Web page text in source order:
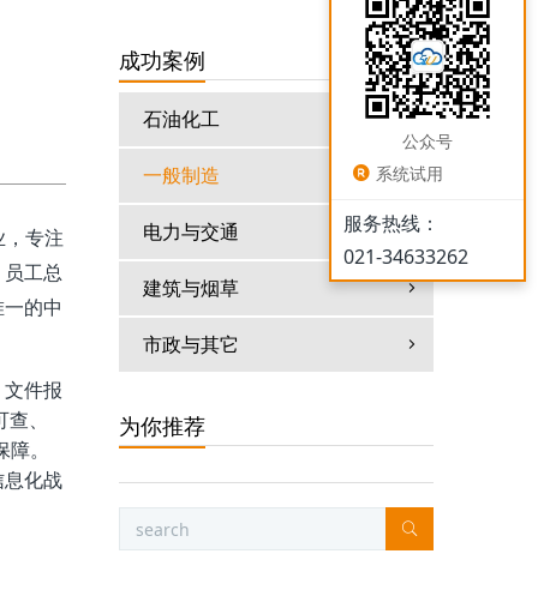
，专注
工总
的中
件报
、
。
息化战
成功案例
石油化工
一般制造
电力与交通
建筑与烟草
市政与其它
为你推荐
公众号
系统试用
服务热线：
021-34633262